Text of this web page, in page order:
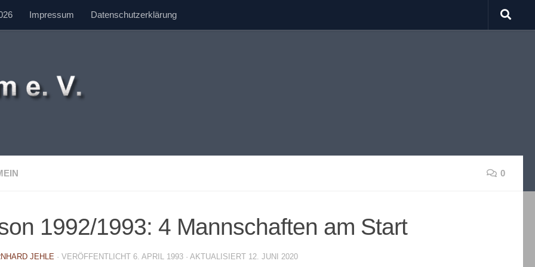
Impressum Datenschutzerklärung
0
1992/1993: 4 Mannschaften am Start
JEHLE · VERÖFFENTLICHT 6. APRIL 1993 · AKTUALISIERT 12. JUNI 2020